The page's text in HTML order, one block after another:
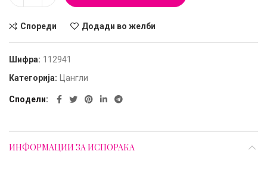
Спореди Додади во желби
Шифра: 112941
Категорија: Цангли
Сподели
ИНФОРМАЦИИ ЗА ИСПОРАКА